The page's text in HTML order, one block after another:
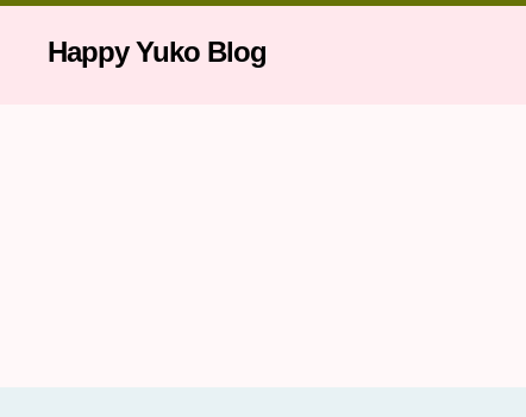
Happy Yuko Blog